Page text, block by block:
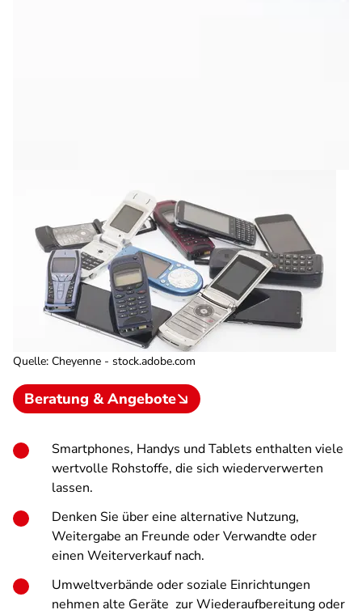
Quelle: Cheyenne - stock.adobe.com
Beratung & Angebote
Smartphones, Handys und Tablets enthalten viele
wertvolle Rohstoffe, die sich wiederverwerten
lassen.
Denken Sie über eine alternative Nutzung,
Weitergabe an Freunde oder Verwandte oder
einen Weiterverkauf nach.
Umweltverbände oder soziale Einrichtungen
nehmen alte Geräte zur Wiederaufbereitung oder